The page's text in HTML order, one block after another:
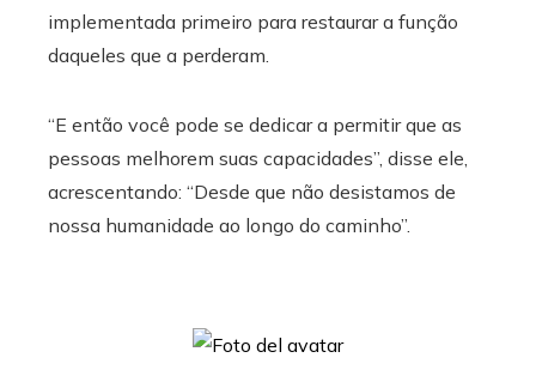
implementada primeiro para restaurar a função
daqueles que a perderam.
“E então você pode se dedicar a permitir que as
pessoas melhorem suas capacidades”, disse ele,
acrescentando: “Desde que não desistamos de
nossa humanidade ao longo do caminho”.